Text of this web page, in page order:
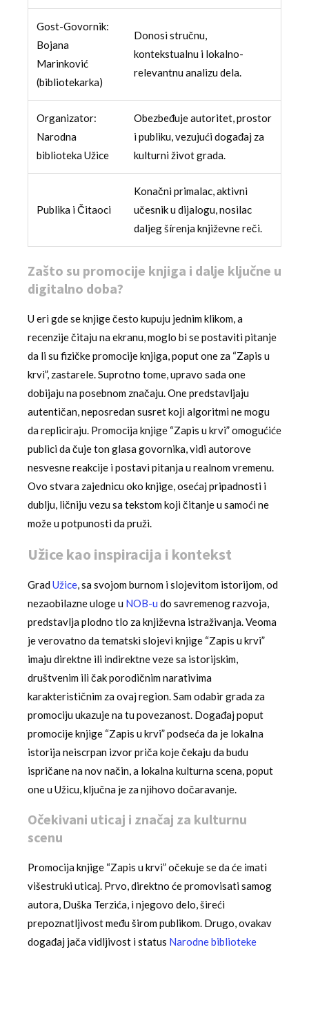
Gost-Govornik:
Bojana
Marinković
(bibliotekarka)
Donosi stručnu,
kontekstualnu i lokalno-
relevantnu analizu dela.
Organizator:
Narodna
biblioteka Užice
Obezbeđuje autoritet, prostor
i publiku, vezujući događaj za
kulturni život grada.
Publika i Čitaoci
Konačni primalac, aktivni
učesnik u dijalogu, nosilac
daljeg šírenja književne reči.
Zašto su promocije knjiga i dalje ključne u
digitalno doba?
U eri gde se knjige često kupuju jednim klikom, a
recenzije čitaju na ekranu, moglo bi se postaviti pitanje
da li su fizičke promocije knjiga, poput one za “Zapis u
krvi”, zastarele. Suprotno tome, upravo sada one
dobijaju na posebnom značaju. One predstavljaju
autentičan, neposredan susret koji algoritmi ne mogu
da repliciraju. Promocija knjige “Zapis u krvi” omogućiće
publici da čuje ton glasa govornika, vidi autorove
nesvesne reakcije i postavi pitanja u realnom vremenu.
Ovo stvara zajednicu oko knjige, osećaj pripadnosti i
dublju, ličniju vezu sa tekstom koji čitanje u samoći ne
može u potpunosti da pruži.
Užice kao inspiracija i kontekst
GradUžice, sa svojom burnom i slojevitom istorijom, od
nezaobilazne uloge u NOB-u do savremenog razvoja,
predstavlja plodno tlo za književna istraživanja. Veoma
je verovatno da tematski slojevi knjige “Zapis u krvi”
imaju direktne ili indirektne veze sa istorijskim,
društvenim ili čak porodičnim narativima
karakterističnim za ovaj region. Sam odabir grada za
promociju ukazuje na tu povezanost. Događaj poput
promocije knjige “Zapis u krvi” podseća da je lokalna
istorija neiscrpan izvor priča koje čekaju da budu
ispričane na nov način, a lokalna kulturna scena, poput
one u Užicu, ključna je za njihovo dočaravanje.
Očekivani uticaj i značaj za kulturnu
scenu
Promocija knjige “Zapis u krvi” očekuje se da će imati
višestruki uticaj. Prvo, direktno će promovisati samog
autora, Duška Terzića, i njegovo delo, šireći
prepoznatljivost među širom publikom. Drugo, ovakav
događaj jača vidljivost i status Narodne biblioteke